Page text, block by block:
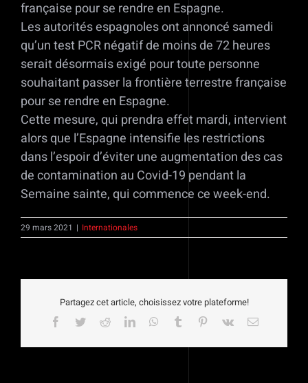
française pour se rendre en Espagne.
Les autorités espagnoles ont annoncé samedi
qu’un test PCR négatif de moins de 72 heures
serait désormais exigé pour toute personne
souhaitant passer la frontière terrestre française
pour se rendre en Espagne.
Cette mesure, qui prendra effet mardi, intervient
alors que l’Espagne intensifie les restrictions
dans l’espoir d’éviter une augmentation des cas
de contamination au Covid-19 pendant la
Semaine sainte, qui commence ce week-end.
29 mars 2021 | Internationales
Partagez cet article, choisissez votre plateforme!
Facebook
TwitterRedditLinkedInWhatsApp
Tumblr Pinterest
Vk Email